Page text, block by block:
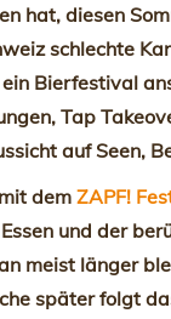
hat, diesen
schlechte
Bierfestival
Tap
auf Seen,
mit demZAPF!
und der
meist länger
später folgt